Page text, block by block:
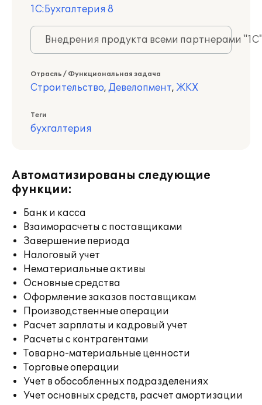
1С:Бухгалтерия 8
Внедрения продукта всеми партнерами
Отрасль / Функциональная задача
Строительство, Девелопмент, ЖКХ
Теги
бухгалтерия
Автоматизированы следующие
функции:
Банк и касса
Взаиморасчеты с поставщиками
Завершение периода
Налоговый учет
Нематериальные активы
Основные средства
Оформление заказов поставщикам
Производственные операции
Расчет зарплаты и кадровый учет
Расчеты с контрагентами
Товарно-материальные ценности
Торговые операции
Учет в обособленных подразделениях
Учет основных средств, расчет амортизации